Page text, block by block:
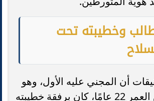
وخطيبته تحت
أن المجني عليه الأول، وهو
طالب يبلغ من العمر 22 عامًا، كان برفقة خطيبته